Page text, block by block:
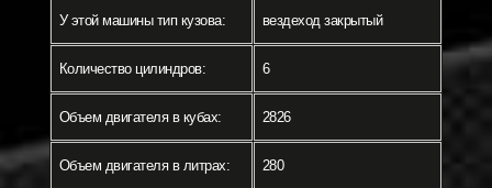
У этой машины тип кузова: вездеход закрытый
Количество цилиндров: 6
Объем двигателя в кубах: 2826
Объем двигателя в литрах: 280